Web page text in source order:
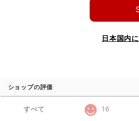
日本国内
ショップの評価
すべて 16